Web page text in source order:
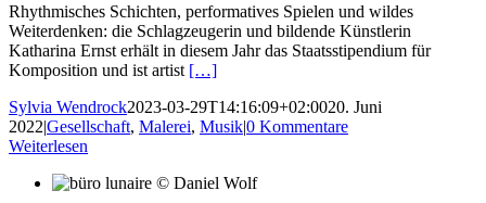
Rhythmisches Schichten, performatives Spielen und wildes
Weiterdenken: die Schlagzeugerin und bildende Künstlerin
Katharina Ernst erhält in diesem Jahr das Staatsstipendium für
Komposition und ist artist […]
Sylvia Wendrock2023-03-29T14:16:09+02:0020. Juni
2022|Gesellschaft, Malerei, Musik|0 Kommentare
Weiterlesen